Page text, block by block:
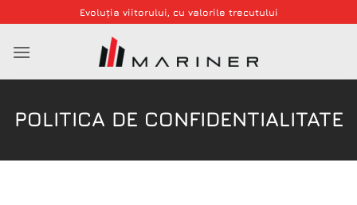
to
content
Evoluția viitorului, cu valorile trecutului
POLITICA DE CONFIDENTIALITATE